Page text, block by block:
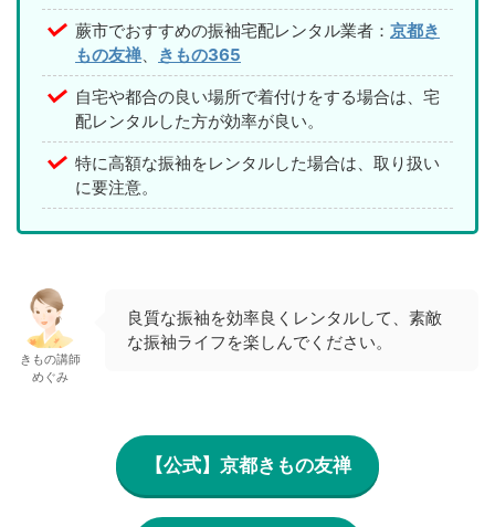
蕨市でおすすめの振袖宅配レンタル業者： 京都き
もの友禅
きもの365
自宅や都合の良い場所で着付けをする場合は、宅
配レンタルした方が効率が良い。
特に高額な振袖をレンタルした場合は、取り扱い
に要注意。
きもの講師
めぐみ
良質な振袖を効率良くレンタルして、素敵
な振袖ライフを楽しんでください。
【公式】京都きもの友禅